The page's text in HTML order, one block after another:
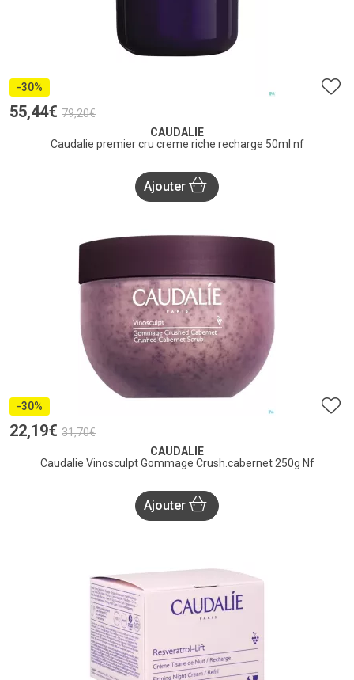
-30%
55,44€ 79,20€
CAUDALIE
Caudalie premier cru creme riche recharge 50ml nf
Ajouter
-30%
22,19€ 31,70€
CAUDALIE
Caudalie Vinosculpt Gommage Crush.cabernet 250g Nf
Ajouter